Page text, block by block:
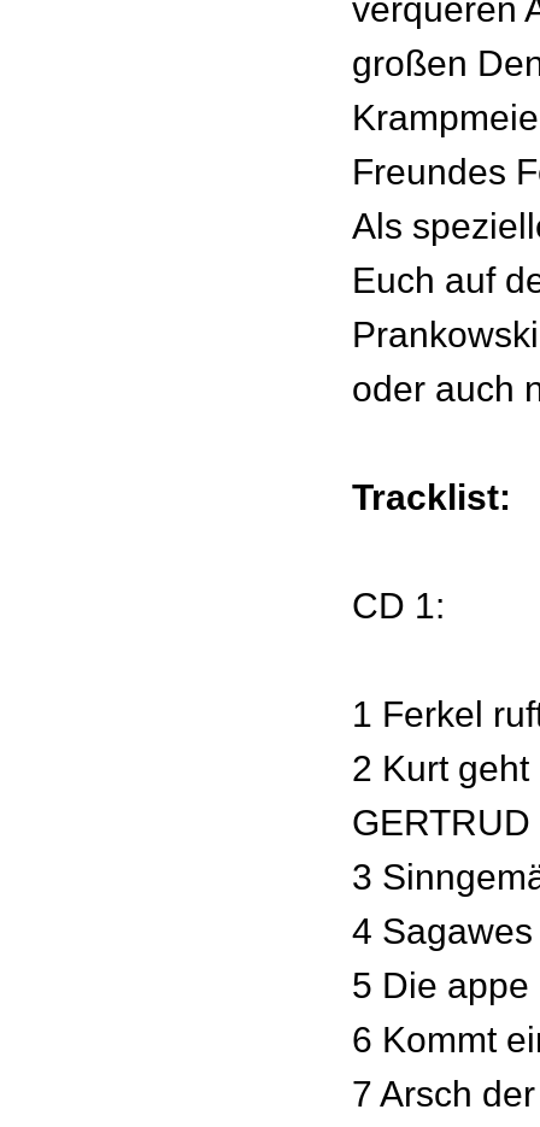
verqueren
großen
Freundes
Als
Euch auf
oder auch
Tracklist:
CD 1:
1 Ferkel
2 Kurt
GERTRUD
3
4
5 Die appe
6 Kommt
7 Arsch